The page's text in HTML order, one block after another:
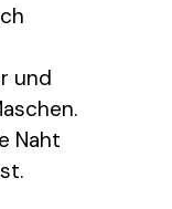
und
Naht